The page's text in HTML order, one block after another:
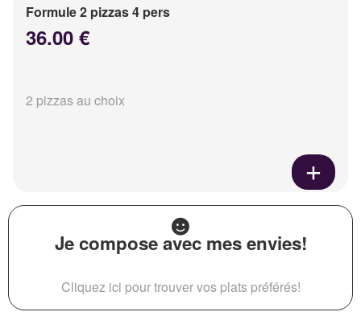
Formule 2 pizzas 4 pers
36.00 €
2 pizzas au choix
Je compose avec mes envies!
Cliquez ici pour trouver vos plats préférés!